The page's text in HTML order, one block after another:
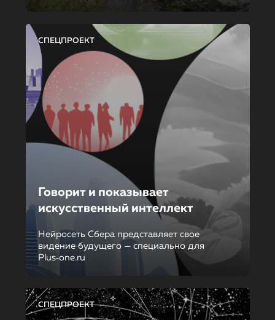
СПЕЦПРОЕКТ
Говорит и показывает
искусственный интеллект
Нейросеть Сбера представляет свое
видение будущего — специально для
Plus‑one.ru
СПЕЦПРОЕКТ